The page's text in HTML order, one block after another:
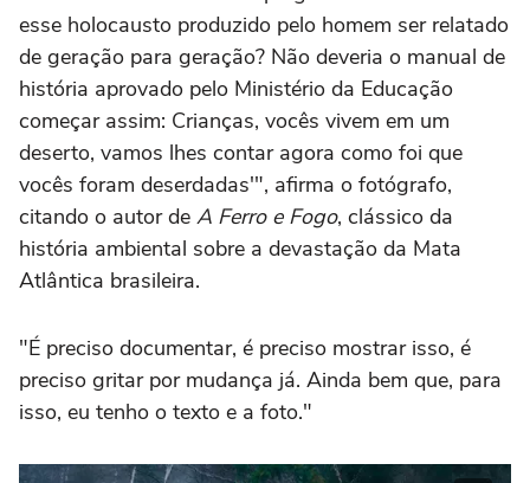
esse holocausto produzido pelo homem ser relatado
de geração para geração? Não deveria o manual de
história aprovado pelo Ministério da Educação
começar assim: Crianças, vocês vivem em um
deserto, vamos lhes contar agora como foi que
vocês foram deserdadas'", afirma o fotógrafo,
citando o autor de A Ferro e Fogo, clássico da
história ambiental sobre a devastação da Mata
Atlântica brasileira.
"É preciso documentar, é preciso mostrar isso, é
preciso gritar por mudança já. Ainda bem que, para
isso, eu tenho o texto e a foto."